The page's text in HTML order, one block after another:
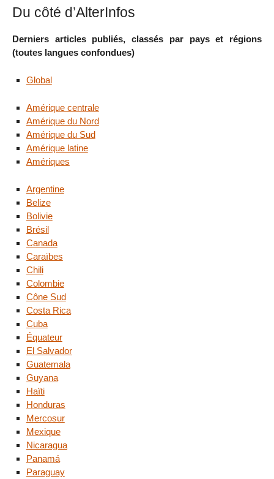
Du côté d’AlterInfos
Derniers articles publiés, classés par pays et régions
(toutes langues confondues)
Global
Amérique centrale
Amérique du Nord
Amérique du Sud
Amérique latine
Amériques
Argentine
Belize
Bolivie
Brésil
Canada
Caraïbes
Chili
Colombie
Cône Sud
Costa Rica
Cuba
Équateur
El Salvador
Guatemala
Guyana
Haïti
Honduras
Mercosur
Mexique
Nicaragua
Panamá
Paraguay